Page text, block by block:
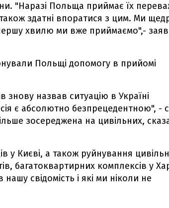
"Наразі Польща приймає їх
здатні впоратися з цим. Ми
хвилю ми вже приймаємо",-
Польщі допомогу в прийомі
знову назвав ситуацію в Україні
є абсолютно безпрецедентною", -
зосереджена на цивільних,
у Києві, а також руйнування
багатоквартирних комплексів у
свідомість і які ми ніколи не